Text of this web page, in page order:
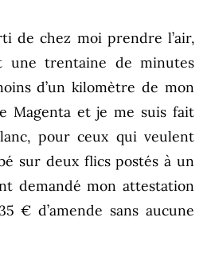
de chez moi prendre l’air,
une trentaine de minutes
d’un kilomètre de mon
Magenta et je me suis fait
pour ceux qui veulent
sur deux flics postés à un
demandé mon attestation
€ d’amende sans aucune